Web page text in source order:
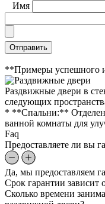
Имя
Отправить
**Примеры успешного
Раздвижные двери в
следующих
* **Спальни:**
ванной комнаты для
Faq
Предоставляете ли вы
Да, мы предоставляем
Срок гарантии зависит
Сколько времени